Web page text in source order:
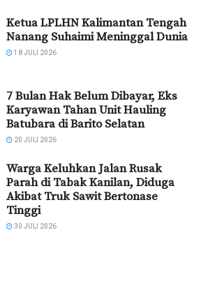
Ketua LPLHN Kalimantan Tengah
Nanang Suhaimi Meninggal Dunia
18 JULI 2026
7 Bulan Hak Belum Dibayar, Eks
Karyawan Tahan Unit Hauling
Batubara di Barito Selatan
20 JULI 2026
Warga Keluhkan Jalan Rusak
Parah di Tabak Kanilan, Diduga
Akibat Truk Sawit Bertonase
Tinggi
30 JULI 2026